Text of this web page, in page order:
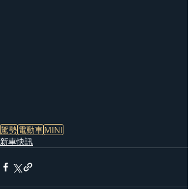
駕勢電動車MINI
新車快訊